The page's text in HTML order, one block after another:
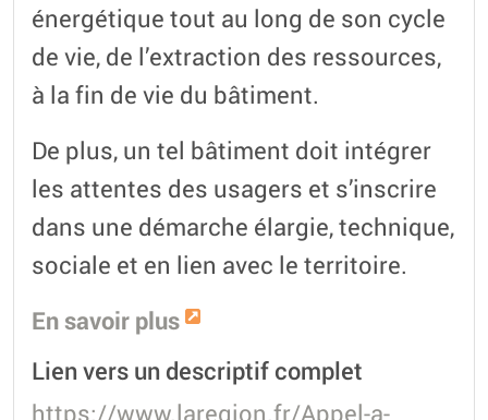
énergétique tout au long de son cycle
de vie, de l’extraction des ressources,
à la fin de vie du bâtiment.
De plus, un tel bâtiment doit intégrer
les attentes des usagers et s’inscrire
dans une démarche élargie, technique,
sociale et en lien avec le territoire.
En savoir plus
Lien vers un descriptif complet
https://www.laregion.fr/Appel-a-